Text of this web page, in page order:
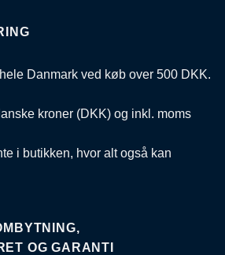
Danmark ved køb over 500 DKK.
kroner (DKK) og inkl. moms
i butikken, hvor alt også kan
OG GARANTI